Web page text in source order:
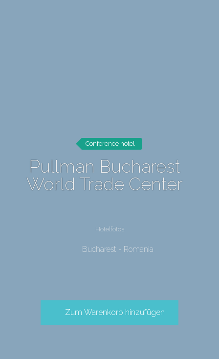
Conference hotel
Pullman Bucharest
World Trade Center
Hotelfotos
Bucharest - Romania